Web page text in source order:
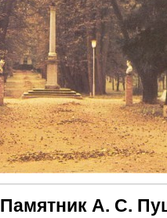
Памятник А. С.